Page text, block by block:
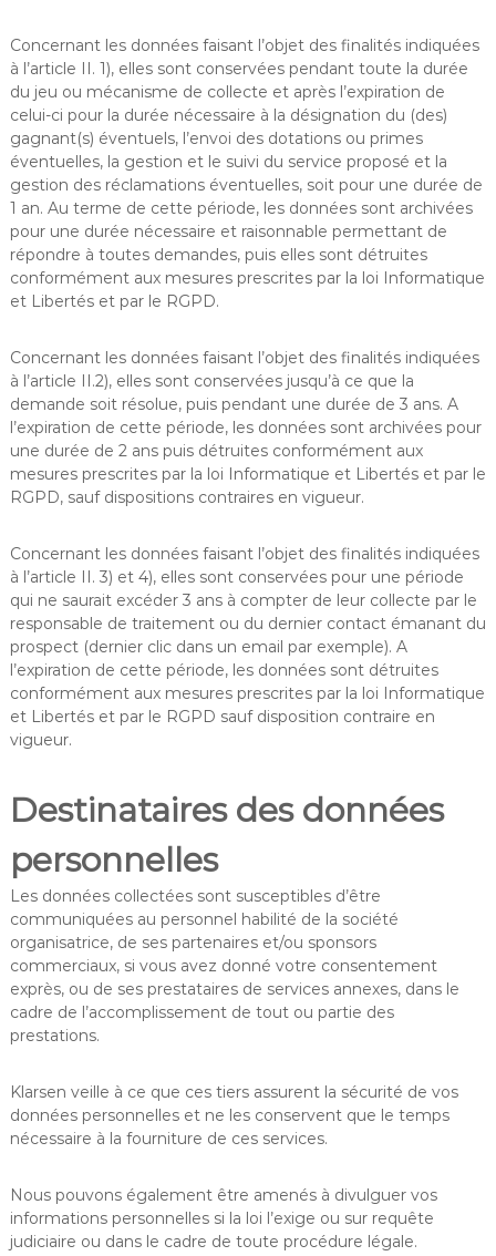
Concernant les données faisant l’objet des finalités indiquées
à l’article II. 1), elles sont conservées pendant toute la durée
du jeu ou mécanisme de collecte et après l’expiration de
celui-ci pour la durée nécessaire à la désignation du (des)
gagnant(s) éventuels, l’envoi des dotations ou primes
éventuelles, la gestion et le suivi du service proposé et la
gestion des réclamations éventuelles, soit pour une durée de
1 an. Au terme de cette période, les données sont archivées
pour une durée nécessaire et raisonnable permettant de
répondre à toutes demandes, puis elles sont détruites
conformément aux mesures prescrites par la loi Informatique
et Libertés et par le RGPD.
Concernant les données faisant l’objet des finalités indiquées
à l’article II.2), elles sont conservées jusqu’à ce que la
demande soit résolue, puis pendant une durée de 3 ans. A
l’expiration de cette période, les données sont archivées pour
une durée de 2 ans puis détruites conformément aux
mesures prescrites par la loi Informatique et Libertés et par le
RGPD, sauf dispositions contraires en vigueur.
Concernant les données faisant l’objet des finalités indiquées
à l’article II. 3) et 4), elles sont conservées pour une période
qui ne saurait excéder 3 ans à compter de leur collecte par le
responsable de traitement ou du dernier contact émanant du
prospect (dernier clic dans un email par exemple). A
l’expiration de cette période, les données sont détruites
conformément aux mesures prescrites par la loi Informatique
et Libertés et par le RGPD sauf disposition contraire en
vigueur.
Destinataires des données
personnelles
Les données collectées sont susceptibles d’être
communiquées au personnel habilité de la société
organisatrice, de ses partenaires et/ou sponsors
commerciaux, si vous avez donné votre consentement
exprès, ou de ses prestataires de services annexes, dans le
cadre de l’accomplissement de tout ou partie des
prestations.
Klarsen veille à ce que ces tiers assurent la sécurité de vos
données personnelles et ne les conservent que le temps
nécessaire à la fourniture de ces services.
Nous pouvons également être amenés à divulguer vos
informations personnelles si la loi l’exige ou sur requête
judiciaire ou dans le cadre de toute procédure légale.